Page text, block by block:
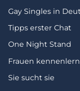
Gay Singles in
Tipps erster Chat
One Night Stand
Frauen
Sie sucht sie